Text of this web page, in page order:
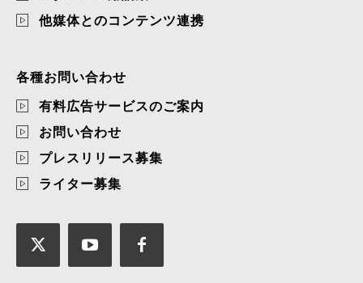
他媒体とのコンテンツ連携
各種お問い合わせ
有料広告サービスのご案内
お問い合わせ
プレスリリース募集
ライター募集